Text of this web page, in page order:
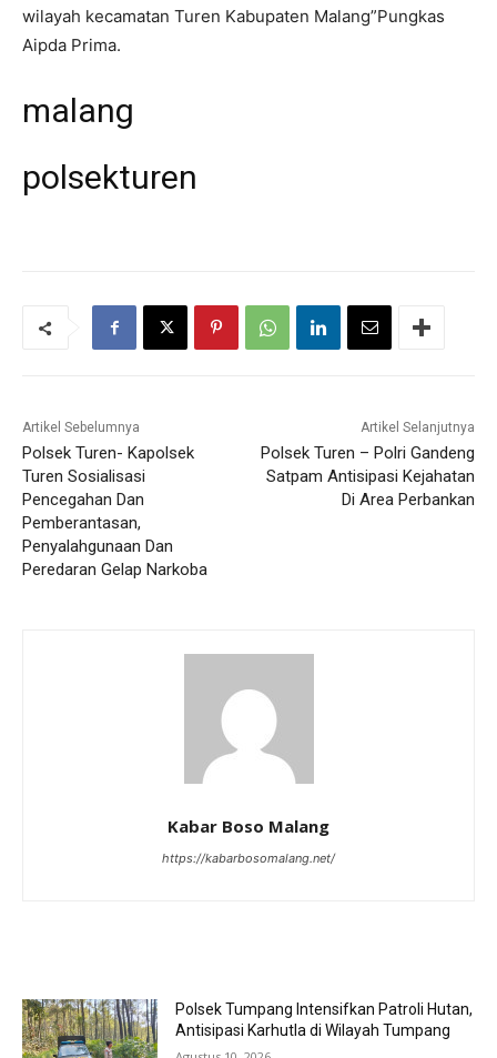
wilayah kecamatan Turen Kabupaten Malang”Pungkas
Aipda Prima.
malang
polsekturen
Artikel Sebelumnya
Polsek Turen- Kapolsek
Turen Sosialisasi
Pencegahan Dan
Pemberantasan,
Penyalahgunaan Dan
Peredaran Gelap Narkoba
Artikel Selanjutnya
Polsek Turen – Polri Gandeng
Satpam Antisipasi Kejahatan
Di Area Perbankan
Kabar Boso Malang
https://kabarbosomalang.net/
Polsek Tumpang Intensifkan Patroli Hutan,
Antisipasi Karhutla di Wilayah Tumpang